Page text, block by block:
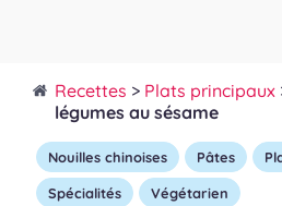
Recettes > Plats principaux
légumes au sésame
Nouilles chinoises Pâtes
Spécialités Végétarien